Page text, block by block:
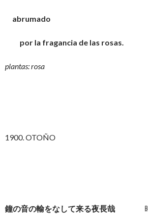
abrumado
por la fragancia de las rosas.
plantas: rosa
1900. OTOÑO
鐘の音の輸をなして来る夜長哉 時